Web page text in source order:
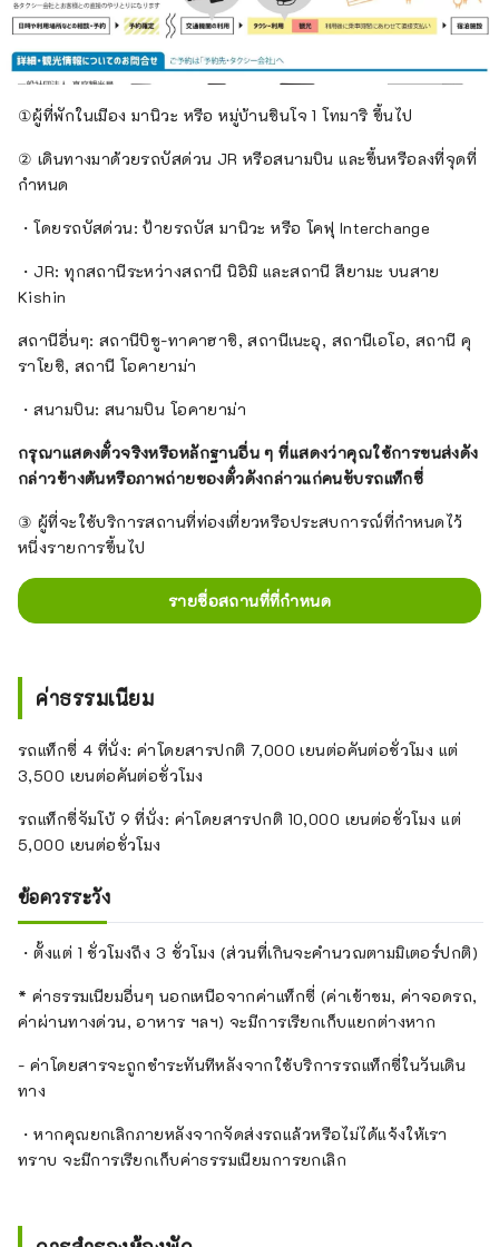
①ผู้ที่พักในเมือง มานิวะ หรือ หมู่บ้านชินโจ 1 โทมาริ ขึ้นไป
② เดินทางมาด้วยรถบัสด่วน JR หรือสนามบิน และขึ้นหรือลงที่จุดที่
กำหนด
・โดยรถบัสด่วน: ป้ายรถบัส มานิวะ หรือ โคฟุ Interchange
・JR: ทุกสถานีระหว่างสถานี นิอิมิ และสถานี สึยามะ บนสาย
Kishin
สถานีอื่นๆ: สถานีบิชู-ทาคาฮาชิ, สถานีเนะอุ, สถานีเอโอ, สถานี คุ
ราโยชิ, สถานี โอคายาม่า
・สนามบิน: สนามบิน โอคายาม่า
กรุณาแสดงตั๋วจริงหรือหลักฐานอื่น ๆ ที่แสดงว่าคุณใช้การขนส่งดัง
กล่าวข้างต้นหรือภาพถ่ายของตั๋วดังกล่าวแก่คนขับรถแท็กซี่
③ ผู้ที่จะใช้บริการสถานที่ท่องเที่ยวหรือประสบการณ์ที่กำหนดไว้
หนึ่งรายการขึ้นไป
รายชื่อสถานที่ที่กำหนด
ค่าธรรมเนียม
รถแท็กซี่ 4 ที่นั่ง: ค่าโดยสารปกติ 7,000 เยนต่อคันต่อชั่วโมง แต่
3,500 เยนต่อคันต่อชั่วโมง
รถแท็กซี่จัมโบ้ 9 ที่นั่ง: ค่าโดยสารปกติ 10,000 เยนต่อชั่วโมง แต่
5,000 เยนต่อชั่วโมง
ข้อควรระวัง
・ตั้งแต่ 1 ชั่วโมงถึง 3 ชั่วโมง (ส่วนที่เกินจะคำนวณตามมิเตอร์ปกติ)
* ค่าธรรมเนียมอื่นๆ นอกเหนือจากค่าแท็กซี่ (ค่าเข้าชม, ค่าจอดรถ,
ค่าผ่านทางด่วน, อาหาร ฯลฯ) จะมีการเรียกเก็บแยกต่างหาก
- ค่าโดยสารจะถูกชำระทันทีหลังจากใช้บริการรถแท็กซี่ในวันเดิน
ทาง
・หากคุณยกเลิกภายหลังจากจัดส่งรถแล้วหรือไม่ได้แจ้งให้เรา
ทราบ จะมีการเรียกเก็บค่าธรรมเนียมการยกเลิก